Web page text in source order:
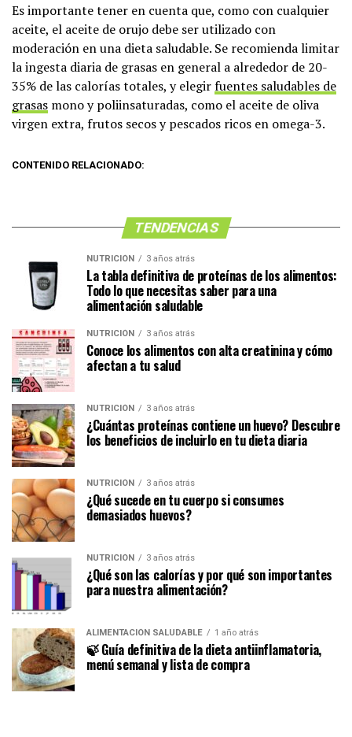
Es importante tener en cuenta que, como con cualquier
aceite, el aceite de orujo debe ser utilizado con
moderación en una dieta saludable. Se recomienda limitar
la ingesta diaria de grasas en general a alrededor de 20-
35% de las calorías totales, y elegirfuentes saludables de
grasas mono y poliinsaturadas, como el aceite de oliva
virgen extra, frutos secos y pescados ricos en omega-3.
CONTENIDO RELACIONADO:
TENDENCIAS
NUTRICIÓN 3 años atrás
La tabla definitiva de proteínas de los alimentos:
Todo lo que necesitas saber para una
alimentación saludable
NUTRICIÓN 3 años atrás
Conoce los alimentos con alta creatinina y cómo
afectan a tu salud
NUTRICIÓN 3 años atrás
¿Cuántas proteínas contiene un huevo? Descubre
los beneficios de incluirlo en tu dieta diaria
NUTRICIÓN 3 años atrás
¿Qué sucede en tu cuerpo si consumes
demasiados huevos?
NUTRICIÓN 3 años atrás
¿Qué son las calorías y por qué son importantes
para nuestra alimentación?
ALIMENTACIÓN SALUDABLE 1 año atrás
🍃 Guía definitiva de la dieta antiinflamatoria,
menú semanal y lista de compra